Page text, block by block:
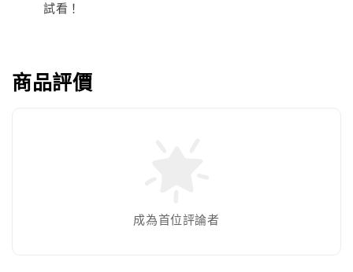
試看！
商品評價
成為首位評論者